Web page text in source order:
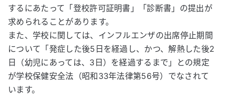
するにあたって「登校許可証明書」「診断書」の提出が
求められることがあります。
また、学校に関しては、インフルエンザの出席停止期間
について「発症した後5日を経過し、かつ、解熱した後2
日（幼児にあっては、3日）を経過するまで」との規定
が学校保健安全法（昭和33年法律第56号）でなされて
います。